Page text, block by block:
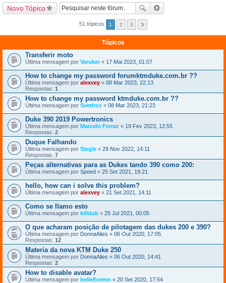
Novo Tópico
51 tópicos 1 2 3
Tópicos
Transferir moto
Última mensagem por Varuker« 17 Mai 2023, 01:07
How to change my password forumktmduke.com.br ??
Última mensagem por alexvey « 08 Mar 2023, 22:13
Respostas: 1
How to change my password ktmduke.com.br ??
Última mensagem por Svetlroz « 08 Mar 2023, 21:23
Duke 390 2019 Powertronics
Última mensagem por Marcelo Ferraz « 19 Fev 2023, 12:55
Respostas: 2
Duque Falhando
Última mensagem por Siegle « 29 Nov 2022, 14:11
Respostas: 7
Peças alternativas para as Dukes tando 390 como 200:
Última mensagem por Speed « 25 Set 2021, 19:21
hello, how can i solve this problem?
Última mensagem por alexvey « 21 Set 2021, 14:11
Como se llamo esto
Última mensagem por killdub « 25 Jul 2021, 00:05
O que acharam posição de pilotagem das dukes 200 e 390?
Última mensagem por DonnaAlies « 06 Out 2020, 17:05
Respostas: 12
Materia da nova KTM Duke 250
Última mensagem por DonnaAlies « 06 Out 2020, 14:41
Respostas: 2
How to disable avatar?
Última mensagem por belleExemn « 20 Set 2020, 17:54